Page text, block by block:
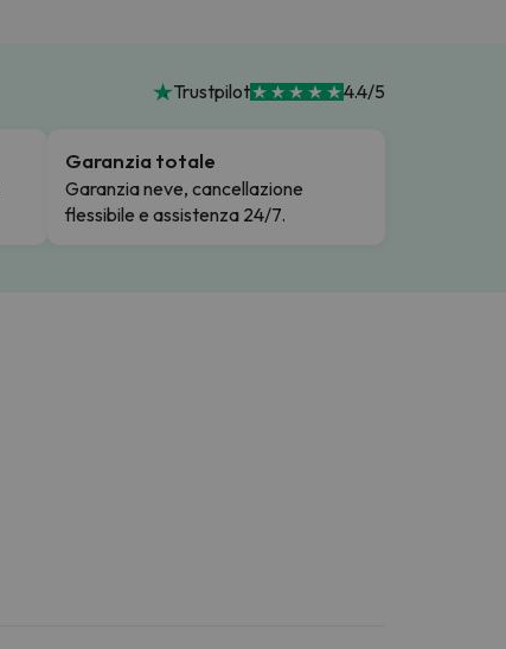
Trustpilot 4.4/5
Garanzia totale
Garanzia neve, cancellazione
flessibile e assistenza 24/7.